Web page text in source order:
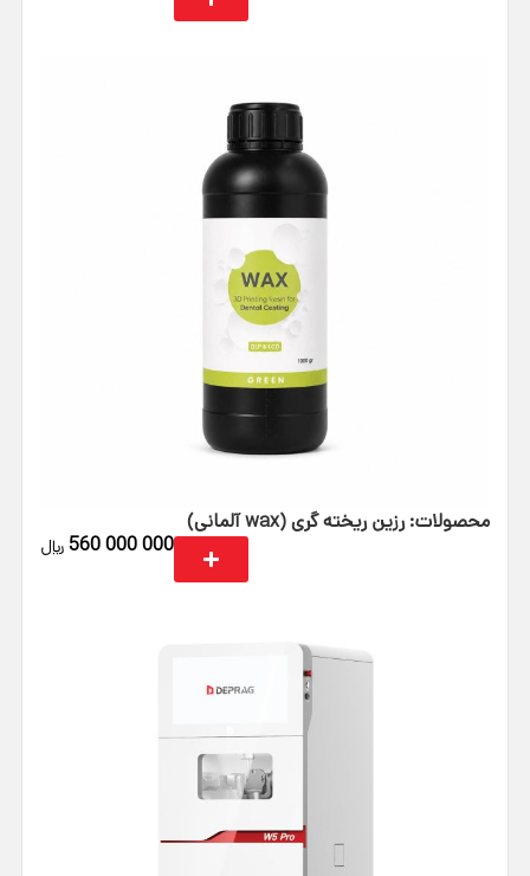
محصولات: رزین ریخته‌ گری (wax آلمانی)
﷼ 560 000 000